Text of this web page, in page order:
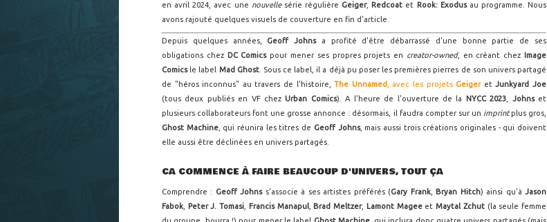
en avril 2024, avec une nouvelle série régulière Geiger, Redcoat et Rook: Exodusau programme. Nous
avons rajouté quelques visuels de couverture en fin d'article.
Depuis quelques années, Geoff Johns a profité d'être débarrassé d'une bonne partie de ses
obligations chez DC Comicspour mener ses propres projets en creator-owned, en créant chez Image
Comics le label Mad Ghost. Sous ce label, il a déjà pu poser les premières pierres de son univers partagé
de "héros inconnus" au travers de l'histoire,The Unnamed , avec les projetsGeiger etJunkyard Joe
(tous deux publiés en VF chezUrban Comics). A l'heure de l'ouverture de la NYCC 2023 Johns et
plusieurs collaborateurs font une grosse annonce : désormais, il faudra compter sur un imprintplus gros,
Ghost Machine, qui réunira les titres de Geoff Johns, mais aussi trois créations originales - qui doivent
elle aussi être déclinées en univers partagés.
CA COMMENCE À FAIRE BEAUCOUP D'UNIVERS, TOUT ÇA
Comprendre : Geoff Johnss'associe à ses artistes préférés (Gary Frank, Bryan Hitch) ainsi qu'àJason
Fabok
Peter J. Tomasi Francis Manapul, Brad Meltzer, Lamont Magee etMaytal Zchut (la seule femme